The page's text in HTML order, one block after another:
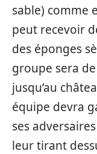
sable) comme
peut recevoir
des éponges
groupe sera
jusqu’au
équipe devra
ses
leur tirant